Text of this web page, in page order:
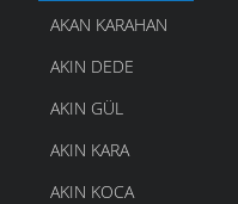
AKAN KARAHAN
AKIN DEDE
AKIN GÜL
AKIN KARA
AKIN KOCA